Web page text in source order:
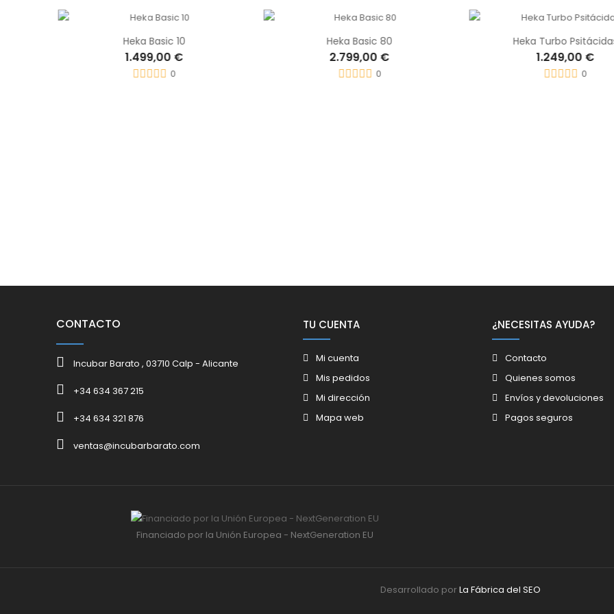
Heka Basic 10
1.499,00 €
0
Heka Basic 80
2.799,00 €
0
Heka Turbo
1.249,00 €
0
CONTACTO
Incubar Barato , 03710 Calp - Alicante
+34 634 367 215
+34 634 321 876
ventas@incubarbarato.com
TU CUENTA
Mi cuenta
Mis pedidos
Mi dirección
Mapa web
¿NECESITAS AYUDA?
Contacto
Quienes somos
Envíos y devoluciones
Pagos seguros
Financiado por la Unión Europea - NextGeneration EU
Desarrollado porLa Fábrica del SEO